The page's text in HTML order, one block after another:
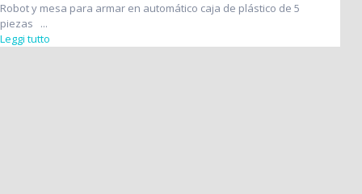
Robot y mesa para armar en automático caja de plástico de 5
piezas ...
Leggi tutto